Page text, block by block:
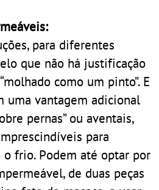
para diferentes
que não há justificação
como um pinto”. E
uma vantagem adicional
pernas” ou aventais,
para
frio. Podem até optar por
de duas peças